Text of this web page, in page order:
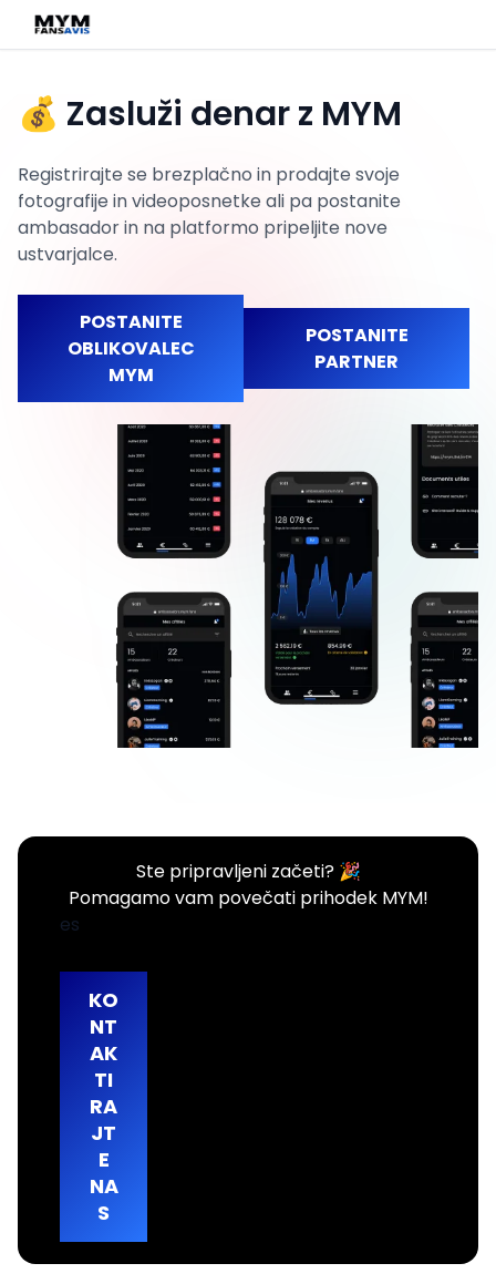
💰 Zasluži denar z MYM
Registrirajte se brezplačno in prodajte svoje
fotografije in videoposnetke ali pa postanite
ambasador in na platformo pripeljite nove
ustvarjalce.
POSTANITE
OBLIKOVALEC
MYM
POSTANITE
PARTNER
Ste pripravljeni začeti? 🎉
Pomagamo vam povečati prihodek MYM!
es
KO
NT
AK
TI
RA
JT
E
NA
S